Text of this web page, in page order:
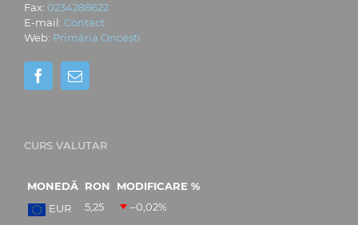
Fax: 0234288622
E-mail: Contact
Web: Primăria Oncești
CURS VALUTAR
MONEDĂ RON
MODIFICARE %
EUR
5,25 –0,02%